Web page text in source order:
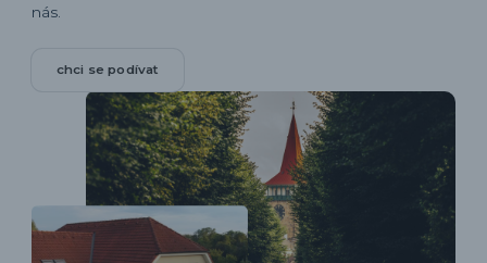
nás.
chci se podívat